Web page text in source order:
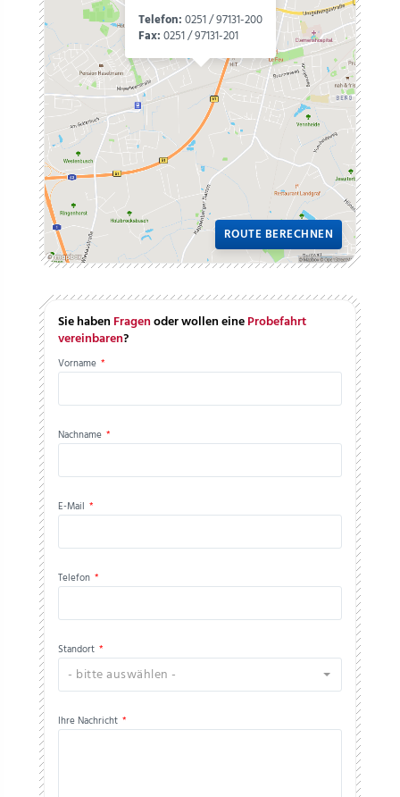
Telefon:0251 / 97131-200
Fax:0251 / 97131-201
ROUTE BERECHNEN
Sie haben Fragenoder wollen eineProbefahrt
vereinbaren?
Vorname *
Nachname *
E-Mail *
Telefon *
Standort *
- bitte auswählen -
Ihre Nachricht *